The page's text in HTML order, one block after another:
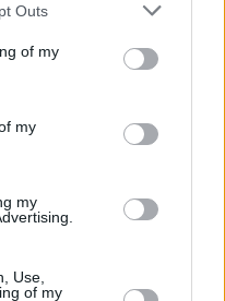
Outs
of my
my
my
Use,
of my